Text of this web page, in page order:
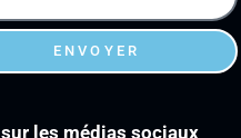
ENVOYER
les médias sociaux